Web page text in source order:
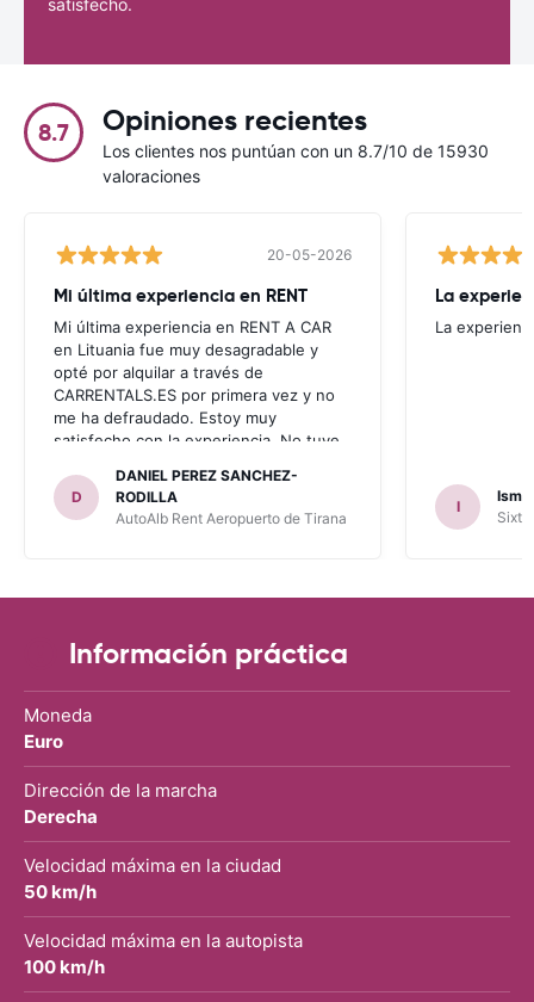
8.7 Opiniones recientes
Los clientes nos puntúan con un 8.7/10 de 15930
valoraciones
20-05-2026
Mi última experiencia en RENT
Mi última experiencia en RENT A CAR
en Lituania fue muy desagradable y
opté por alquilar a través de
CARRENTALS.ES por primera vez y no
me ha defraudado. Estoy muy
satisfecho con la experiencia. No tuve
invitaron a adquirir un seguro (como
había leído en varios blog). En mis
anteriores viajes nunca había alquilado
con CARRETALS. Muchas gracias.
para ALBANIA
D
DANIEL PEREZ SANCHEZ-
RODILLA
AutoAlb Rent Aeropuerto de Tirana
La
La
I
Sixt
Información práctica
Moneda
Euro
Dirección de la marcha
Derecha
Velocidad máxima en la ciudad
50 km/h
Velocidad máxima en la autopista
100 km/h